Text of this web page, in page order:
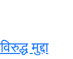
मुद्दा